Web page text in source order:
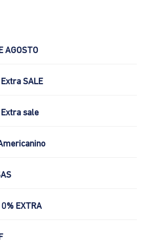
AGOSTO
SALE
sale
EXTRA